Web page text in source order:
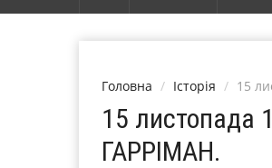
Головна Історія 15
15 листопада
ГАРРІМАН.